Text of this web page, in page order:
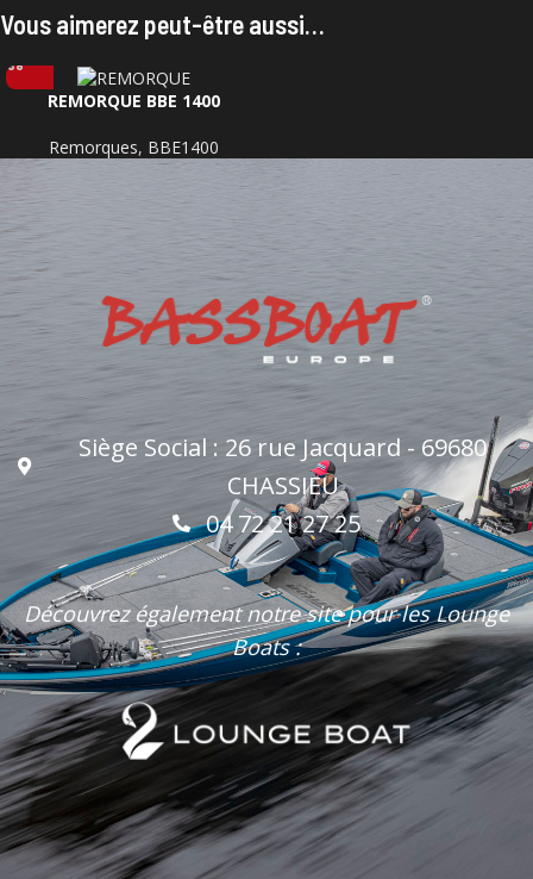
Vous aimerez peut-être aussi…
REMORQUE BBE 1400
Remorques, BBE1400
Siège Social : 26 rue Jacquard - 69680
CHASSIEU
04 72 21 27 25
Découvrez également notre site pour les Lounge
Boats :